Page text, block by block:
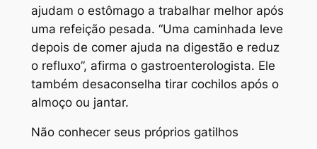
ajudam o estômago a trabalhar melhor após
uma refeição pesada. “Uma caminhada leve
depois de comer ajuda na digestão e reduz
o refluxo”, afirma o gastroenterologista. Ele
também desaconselha tirar cochilos após o
almoço ou jantar.
Não conhecer seus próprios gatilhos